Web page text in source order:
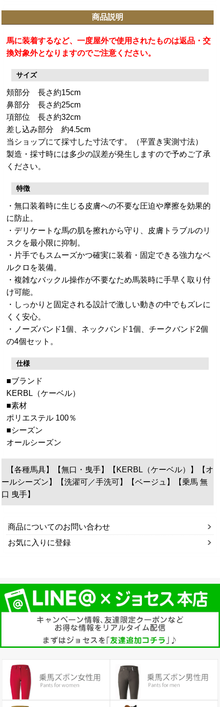
商品説明
馬に装着するなど、一度屋外で使用されたものは返品・交
換対象外となりますのでご注意ください。
サイズ
頬部分 長さ約15cm
鼻部分 長さ約25cm
項部位 長さ約32cm
差し込み部分 約4.5cm
当ショップにて採寸した寸法です。（平置き実測寸法）
製造・採寸時には多少の誤差が発生しますので予めご了承
ください。
特徴
・無口装着時に生じる皮膚への不要な圧迫や摩擦を効果的
に防止。
・デリケートな馬の肌を擦れから守り、皮膚トラブルのリ
スクを最小限に抑制。
・片手でもスムーズかつ確実に装着・固定できる強力なベ
ルクロを装備。
・複雑なバックル操作が不要なため馬装時に手早く取り付
け可能。
・しっかりと固定される設計で激しい動きの中でもズレに
くく安心。
・ノーズバンド1個、ネックバンド1個、チークバンド2個
の4個セット。
仕様
■ブランド
KERBL（ケーベル）
■素材
ポリエステル 100％
■シーズン
オールシーズン
【各種馬具】【無口・曳手】【KERBL（ケーベル）】【オ
ールシーズン】【洗濯可／手洗可】【ベージュ】【乗馬 無
口 曳手】
商品についてのお問い合わせ
お気に入りに登録